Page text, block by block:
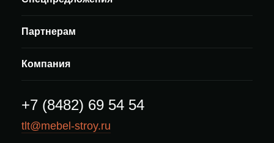
Партнерам
Компания
+7 (8482) 69 54 54
tlt@mebel-stroy.ru